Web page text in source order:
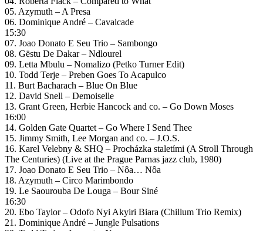
05. Azymuth – A Presa
06. Dominique André – Cavalcade
15:30
07. Joao Donato E Seu Trio – Sambongo
08. Gëstu De Dakar – Ndlourel
09. Letta Mbulu – Nomalizo (Petko Turner Edit)
10. Todd Terje – Preben Goes To Acapulco
11. Burt Bacharach – Blue On Blue
12. David Snell – Demoiselle
13. Grant Green, Herbie Hancock and co. – Go Down Moses
16:00
14. Golden Gate Quartet – Go Where I Send Thee
15. Jimmy Smith, Lee Morgan and co. – J.O.S.
16. Karel Velebny & SHQ – Procházka staletími (A Stroll Through
The Centuries) (Live at the Prague Parnas jazz club, 1980)
17. Joao Donato E Seu Trio – Nôa… Nôa
18. Azymuth – Circo Marimbondo
19. Le Saourouba De Louga – Bour Siné
16:30
20. Ebo Taylor – Odofo Nyi Akyiri Biara (Chillum Trio Remix)
21. Dominique André – Jungle Pulsations